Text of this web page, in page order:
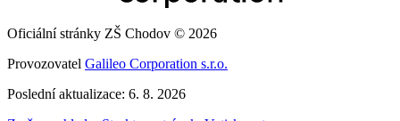
Oficiální stránky ZŠ Chodov © 2026
Provozovatel Galileo Corporation s.r.o.
Poslední aktualizace: 6. 8. 2026